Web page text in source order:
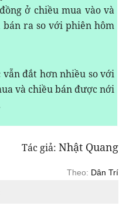
ở chiều mua vào và
ra so với phiên hôm
đắt hơn nhiều so với
và chiều bán được nới
Tác giả: Nhật Quang
Theo: Dân Trí